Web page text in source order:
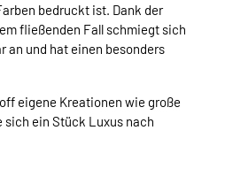
bedruckt ist. Dank der
fließenden Fall schmiegt sich
an und hat einen besonders
eigene Kreationen wie große
sich ein Stück Luxus nach